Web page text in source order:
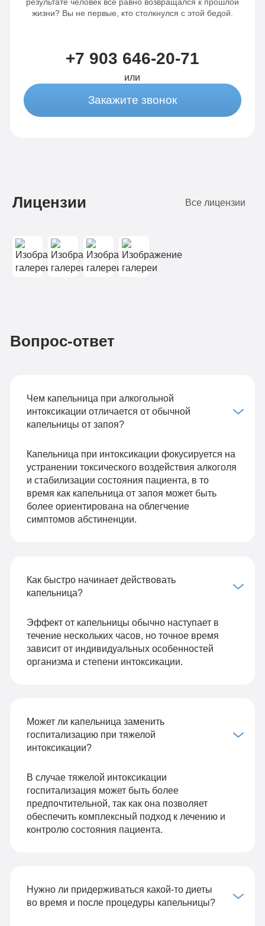
результате человек все равно возвращался к прошлой
жизни? Вы не первые, кто столкнулся с этой бедой.
+7 903 646-20-71
или
Закажите звонок
Лицензии Все лицензии
Вопрос-ответ
Чем капельница при алкогольной
интоксикации отличается от обычной
капельницы от запоя?
Капельница при интоксикации фокусируется на
устранении токсического воздействия алкоголя
и стабилизации состояния пациента, в то
время как капельница от запоя может быть
более ориентирована на облегчение
симптомов абстиненции.
Как быстро начинает действовать
капельница?
Эффект от капельницы обычно наступает в
течение нескольких часов, но точное время
зависит от индивидуальных особенностей
организма и степени интоксикации.
Может ли капельница заменить
госпитализацию при тяжелой
интоксикации?
В случае тяжелой интоксикации
госпитализация может быть более
предпочтительной, так как она позволяет
обеспечить комплексный подход к лечению и
контролю состояния пациента.
Нужно ли придерживаться какой-то диеты
во время и после процедуры капельницы?